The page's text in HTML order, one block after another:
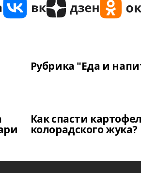
Рубрика "Еда и
Как спасти
колорадского жука?